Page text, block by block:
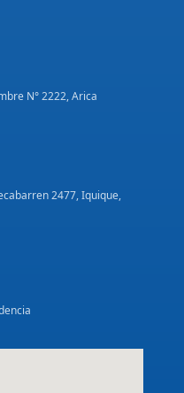
N° 2222, Arica
2477, Iquique,